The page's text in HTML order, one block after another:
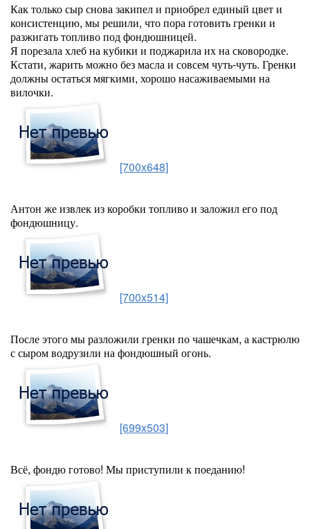
Как только сыр снова закипел и приобрел единый цвет и
консистенцию, мы решили, что пора готовить гренки и
разжигать топливо под фондюшницей.
Я порезала хлеб на кубики и поджарила их на сковородке.
Кстати, жарить можно без масла и совсем чуть-чуть. Гренки
должны остаться мягкими, хорошо насаживаемыми на
вилочки.
[700x648]
Антон же извлек из коробки топливо и заложил его под
фондюшницу.
[700x514]
После этого мы разложили гренки по чашечкам, а кастрюлю
с сыром водрузили на фондюшный огонь.
[699x503]
Всё, фондю готово! Мы приступили к поеданию!